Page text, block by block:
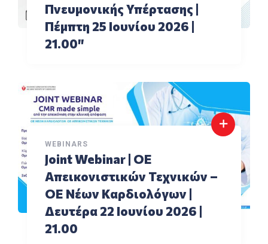
Πνευμονικής Υπέρτασης |
Πέμπτη 25 Ιουνίου 2026 |
21.00″
WEBINARS
Joint Webinar | ΟΕ
Aπεικονιστικών Τεχνικών –
ΟΕ Νέων Καρδιολόγων |
Δευτέρα 22 Ιουνίου 2026 |
21.00